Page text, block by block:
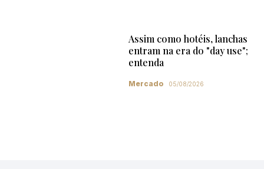
Assim como hotéis, lanchas
entram na era do "day use";
entenda
Mercado 05/08/2026